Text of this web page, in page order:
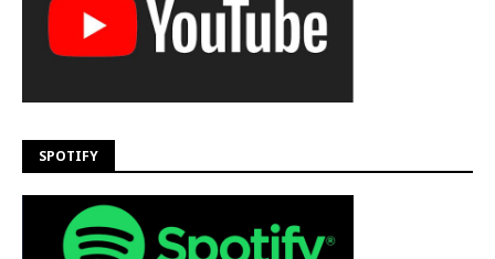
SPOTIFY